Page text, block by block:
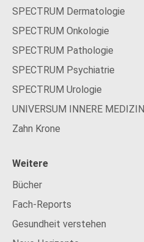
SPECTRUM Dermatologie
SPECTRUM Onkologie
SPECTRUM Pathologie
SPECTRUM Psychiatrie
SPECTRUM Urologie
UNIVERSUM INNERE MEDIZIN
Zahn Krone
Weitere
Bücher
Fach-Reports
Gesundheit verstehen